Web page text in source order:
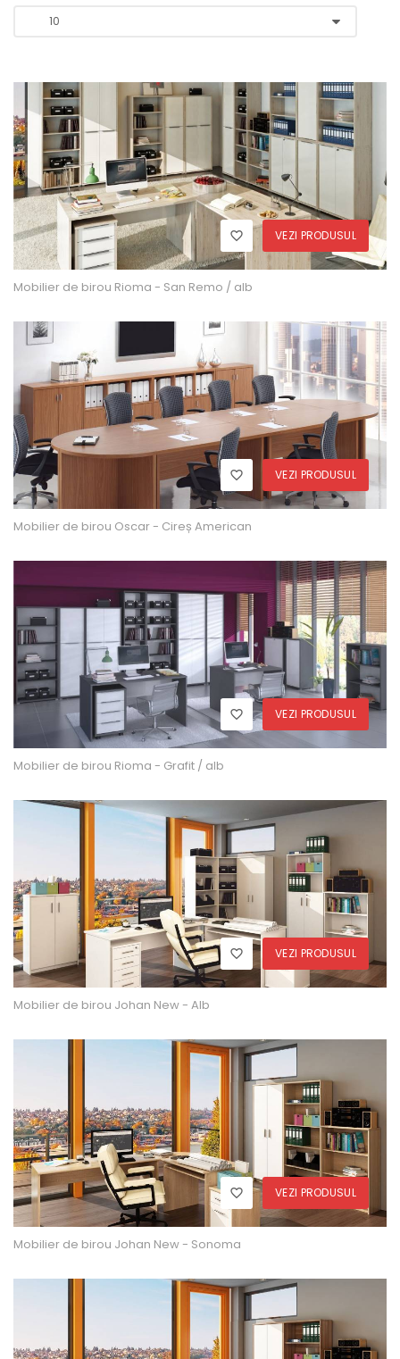
VEZI PRODUSUL
Mobilier de birou Rioma - San Remo / alb
VEZI PRODUSUL
Mobilier de birou Oscar - Cireș American
VEZI PRODUSUL
Mobilier de birou Rioma - Grafit / alb
VEZI PRODUSUL
Mobilier de birou Johan New - Alb
VEZI PRODUSUL
Mobilier de birou Johan New - Sonoma